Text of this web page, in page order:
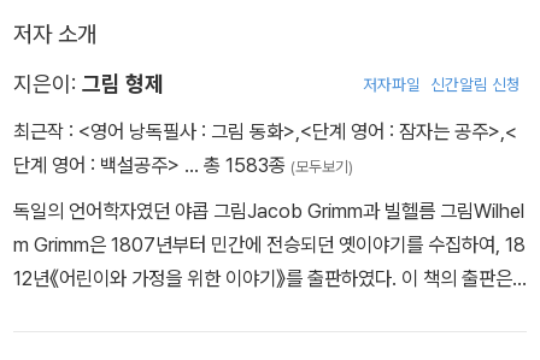
저자 소개
지은이: 그림 형제 저자파일 신간알림 신청
최근작 : <영어 낭독필사 : 그림 동화>,<단계 영어 : 잠자는 공주>,<
단계 영어 : 백설공주> … 총 1583종 (모두보기)
독일의 언어학자였던 야콥 그림Jacob Grimm과 빌헬름 그림Wilhel
m Grimm은 1807년부터 민간에 전승되던 옛이야기를 수집하여, 18
12년《어린이와 가정을 위한 이야기》를 출판하였다. 이 책의 출판은